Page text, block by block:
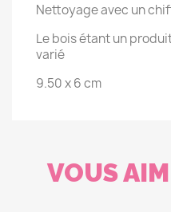
Nettoyage avec un
Le bois étant un
varié
9.50 x 6 cm
VOUS